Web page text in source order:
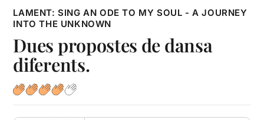
LAMENT: SING AN ODE TO MY SOUL - A JOURNEY
INTO THE UNKNOWN
Dues propostes de dansa
diferents.